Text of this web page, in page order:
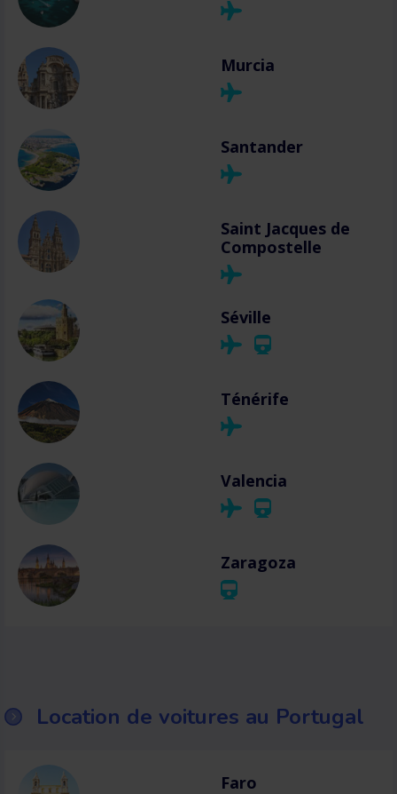
Murcia
Santander
Saint Jacques de
Compostelle
Séville
Ténérife
Valencia
Zaragoza
Location de voitures au Portugal
Faro